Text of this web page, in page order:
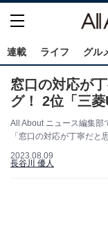
連載 ライフ グル
窓口の対応が
グ！ 2位「三
All About ニュース編集部
「窓口の対応が丁寧だと
2023.08.09
長谷川 優人